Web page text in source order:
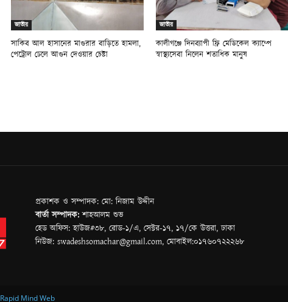
জাতীয়
সাকিব আল হাসানের মাগুরার বাড়িতে হামলা,
পেট্রোল ঢেলে আগুন দেওয়ার চেষ্টা
জাতীয়
কালীগঞ্জে দিনব্যাপী ফ্রি মেডিকেল ক্যাম্পে
স্বাস্থ্যসেবা নিলেন শতাধিক মানুষ
প্রকাশক ও সম্পাদক: মো: নিজাম উদ্দীন
বার্তা সম্পাদক: শাহআলম শুভ
হেড অফিস: হাউজ#৩৮, রোড-১/এ, সেক্টর-১৭, ১৭/কে উত্তরা, ঢাকা
নিউজ: swadeshsomachar@gmail.com, মোবাইল:০১৭৬০৭২২২৬৮
Rapid Mind Web